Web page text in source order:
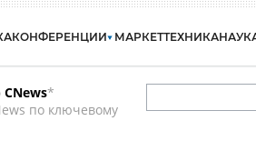
КОНФЕРЕНЦИИ МАРКЕТТЕХНИКА
*
по ключевому